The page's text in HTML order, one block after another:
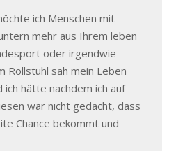
ich Menschen mit
mehr aus Ihrem leben
oder irgendwie
Rollstuhl sah mein Leben
ich hätte nachdem ich auf
war nicht gedacht, dass
Chance bekommt und